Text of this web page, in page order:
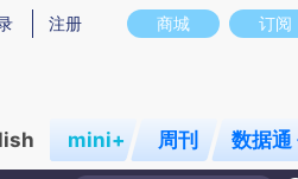
图存在偏差。不代表财新观点和立场。推荐
商城 订阅
注册
mini+ 周刊 数据通